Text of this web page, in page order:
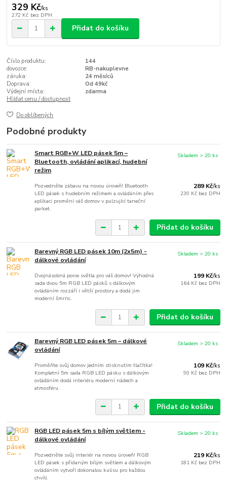
329 Kč/ks
272 Kč bez DPH
Přidat do košíku
Číslo produktu:
144
dovozce:
RB-nakuplevne
záruka:
24 měsíců
Doprava:
Od 49kč
Výdejní místa:
zdarma
Hlídat cenu / dostupnost
Do oblíbených
Podobné produkty
Smart RGB+W LED pásek 5m –
Bluetooth, ovládání aplikací, hudební
režim
Pozvedněte zábavu na novou úroveň! Bluetooth
LED pásek s hudebním režimem a ovládáním přes
aplikaci promění váš domov v pulzující taneční
parket.
289 Kč/ks
239 Kč bez DPH
Skladem > 20 ks
Přidat do košíku
Barevný RGB LED pásek 10m (2x5m) -
dálkové ovládání
Dvojnásobná porce světla pro váš domov! Výhodná
sada dvou 5m RGB LED pásků s dálkovým
ovládáním rozzáří i větší prostory a dodá jim
moderní šmrnc.
199 Kč/ks
164 Kč bez DPH
Skladem > 20 ks
Přidat do košíku
Barevný RGB LED pásek 5m – dálkové
ovládání
Proměňte svůj domov jedním stisknutím tlačítka!
Kompletní 5m sada RGB LED pásku s dálkovým
ovládáním dodá interiéru moderní nádech a
atmosféru.
109 Kč/ks
90 Kč bez DPH
Skladem > 20 ks
Přidat do košíku
RGB LED pásek 5m s bílým světlem -
dálkové ovládání
Pozvedněte svůj interiér na novou úroveň! RGB
LED pásek s přidaným bílým světlem a dálkovým
ovládáním vytvoří dokonalou kulisu pro každou
chvíli.
219 Kč/ks
181 Kč bez DPH
Skladem > 20 ks